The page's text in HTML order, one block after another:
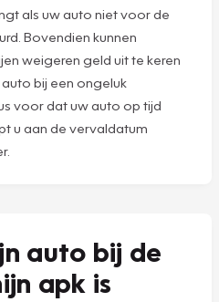
als uw auto niet voor de
Bovendien kunnen
weigeren geld uit te keren
bij een ongeluk
voor dat uw auto op tijd
u aan de vervaldatum
auto bij de
apk is